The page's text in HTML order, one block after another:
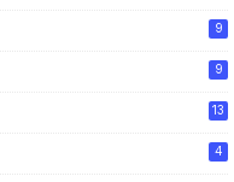
9
9
13
4